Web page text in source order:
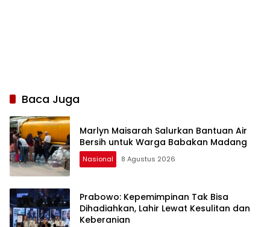
Baca Juga
Marlyn Maisarah Salurkan Bantuan Air
Bersih untuk Warga Babakan Madang
Nasional 8 Agustus 2026
Prabowo: Kepemimpinan Tak Bisa
Dihadiahkan, Lahir Lewat Kesulitan dan
Keberanian